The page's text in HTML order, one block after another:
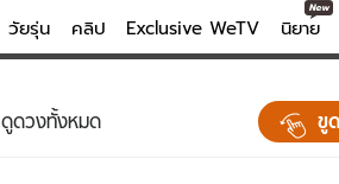
วัยรุ่น คลิป Exclusive WeTV นิยาย
ดูดวงทั้งหมด ขู